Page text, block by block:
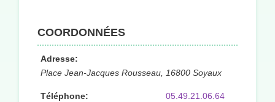
COORDONNÉES
Adresse:
Place Jean-Jacques Rousseau, 16800 Soyaux
Téléphone: 05.49.21.06.64